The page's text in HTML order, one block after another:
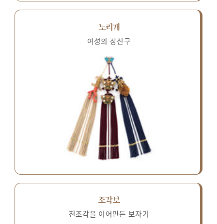
노리개
여성의 장신구
조각보
천조각을 이어만든 보자기